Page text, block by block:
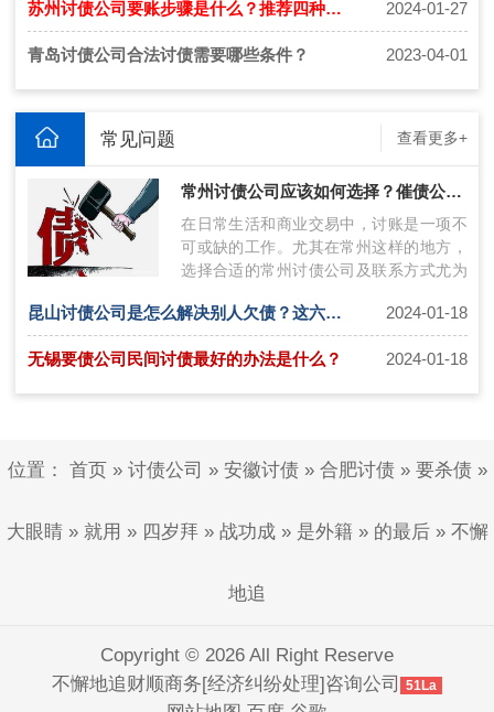
挑…
苏州讨债公司要账步骤是什么？推荐四种讨债方式！ 2024-01-27
青岛讨债公司合法讨债需要哪些条件？ 2023-04-01
常见问题 查看更多+
常州讨债公司应该如何选择？催债公司联系方式获得技巧
在日常生活和商业交易中，讨账是一项不
可或缺的工作。尤其在常州这样的地方，
选择合适的常州讨债公司及联系方式尤为
选…
昆山讨债公司是怎么解决别人欠债？这六种方式需要了解！ 2024-01-18
无锡要债公司民间讨债最好的办法是什么？ 2024-01-18
位置： 首页» 讨债公司 » 安徽讨债» 合肥讨债» 要杀债»
大眼睛» 就用 » 四岁拜» 战功成» 是外籍» 的最后» 不懈
地追
Copyright © 2026 All Right Reserve
不懈地追财顺商务[经济纠纷处理]咨询公司
51La